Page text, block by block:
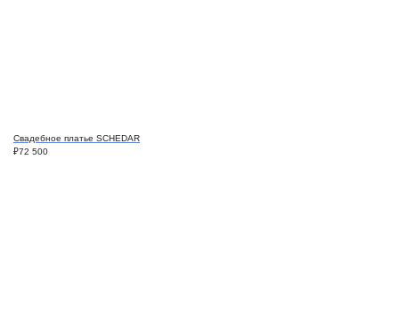
Свадебное платье SCHEDAR
₽72 500